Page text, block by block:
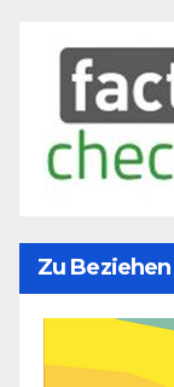
Zu Beziehen